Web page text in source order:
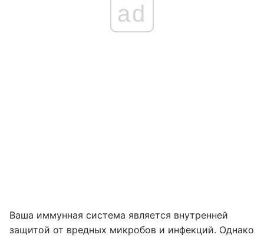
ad
Ваша иммунная система является внутренней
защитой от вредных микробов и инфекций. Однако